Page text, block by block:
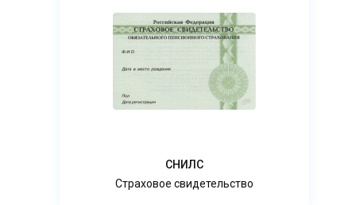
СНИЛС
Страховое свидетельство